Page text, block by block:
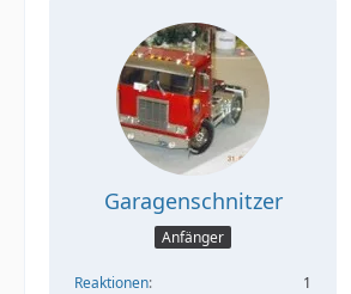
Garagenschnitzer
Anfänger
Reaktionen
1